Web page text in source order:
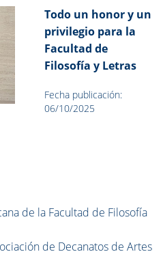
Todo un honor y un
privilegio para la
Facultad de
Filosofía y Letras
Fecha publicación:
06/10/2025
de la Facultad de Filosofía
de Decanatos de Artes